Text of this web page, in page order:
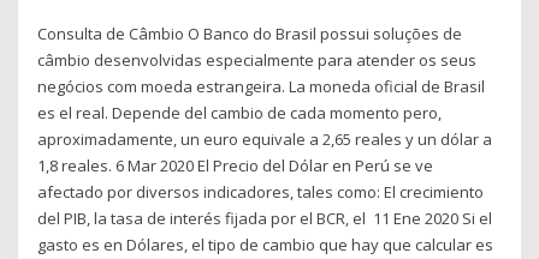
Consulta de Câmbio O Banco do Brasil possui soluções de
câmbio desenvolvidas especialmente para atender os seus
negócios com moeda estrangeira. La moneda oficial de Brasil
es el real. Depende del cambio de cada momento pero,
aproximadamente, un euro equivale a 2,65 reales y un dólar a
1,8 reales. 6 Mar 2020 El Precio del Dólar en Perú se ve
afectado por diversos indicadores, tales como: El crecimiento
del PIB, la tasa de interés fijada por el BCR, el 11 Ene 2020 Si el
gasto es en Dólares, el tipo de cambio que hay que calcular es